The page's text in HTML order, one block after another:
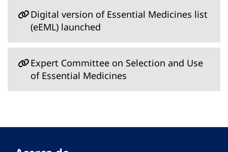
Digital version of Essential Medicines list
(eEML) launched
Expert Committee on Selection and Use
of Essential Medicines